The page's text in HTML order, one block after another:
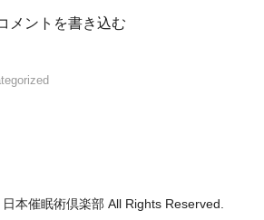
メントを書き込む
本催眠術倶楽部 All Rights Reserved.